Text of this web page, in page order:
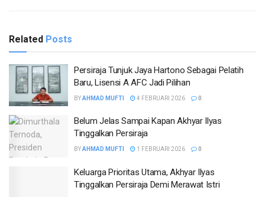
Related Posts
Persiraja Tunjuk Jaya Hartono Sebagai Pelatih
Baru, Lisensi A AFC Jadi Pilihan
BYAHMAD MUFTI 4 FEBRUARI 2026 0
Belum Jelas Sampai Kapan Akhyar Ilyas
Tinggalkan Persiraja
BYAHMAD MUFTI 1 FEBRUARI 2026 0
Keluarga Prioritas Utama, Akhyar Ilyas
Tinggalkan Persiraja Demi Merawat Istri